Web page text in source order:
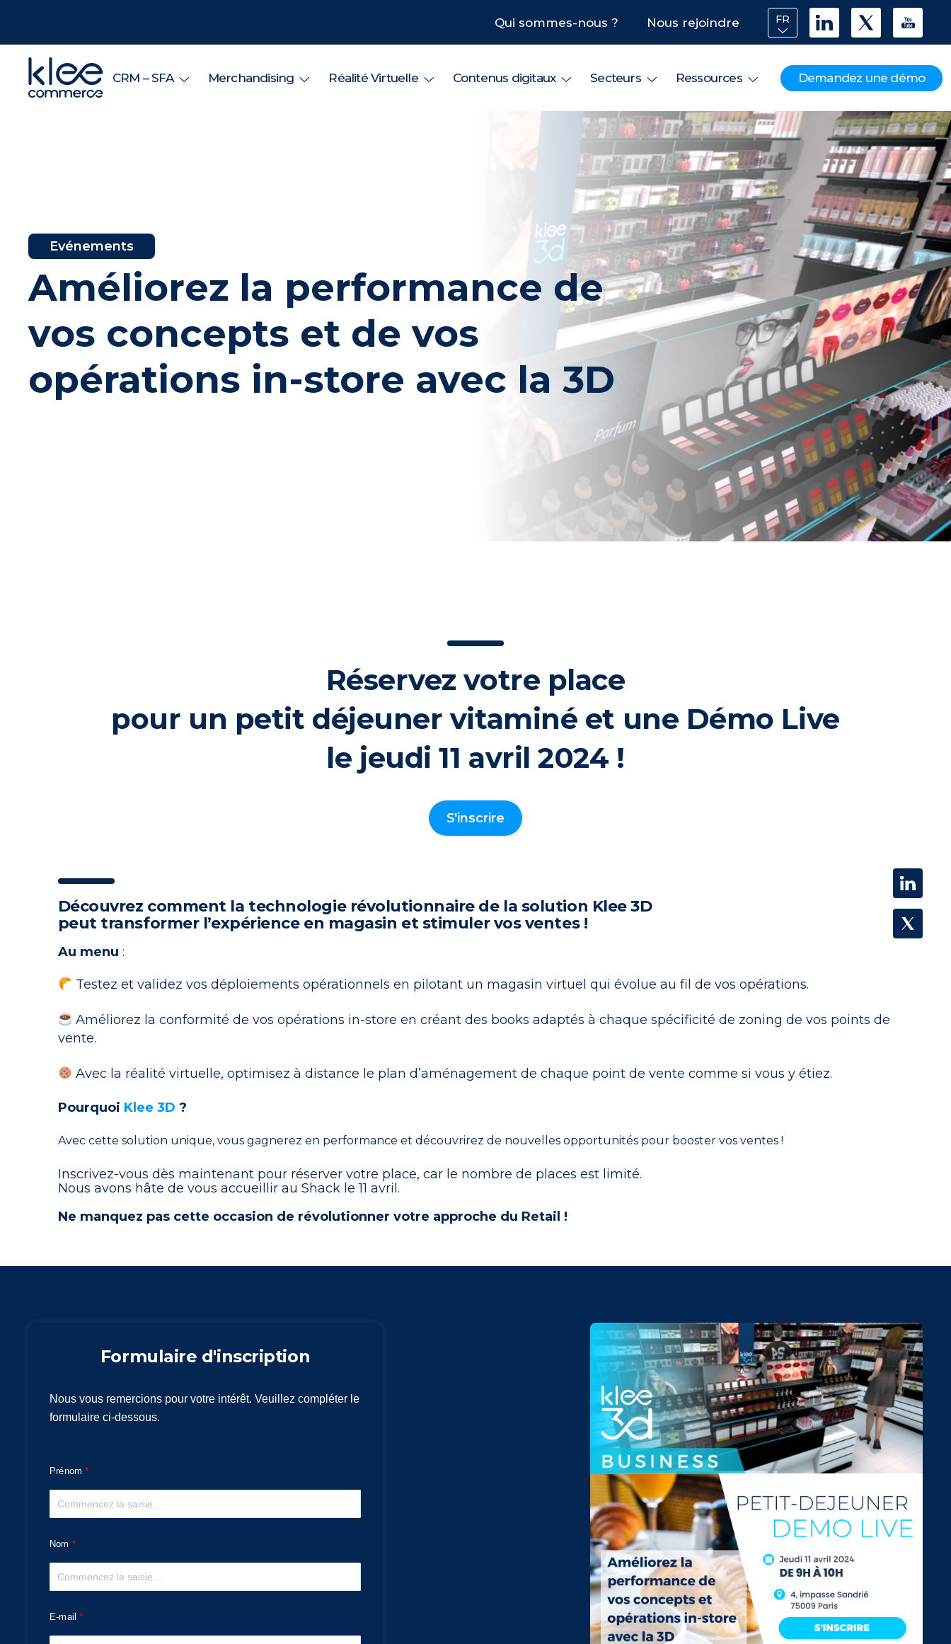
Qui sommes-nous ? Nous rejoindre FR
CRM – SFA Merchandising Réalité Virtuelle Contenus digitaux Secteurs Ressources Demandez une démo
Evénements
Améliorez la performance de
vos concepts et de vos
opérations in-store avec la 3D
Réservez votre place
pour un petit déjeuner vitaminé et une Démo Live
le jeudi 11 avril 2024 !
S'inscrire
Découvrez comment la technologie révolutionnaire de la solution Klee 3D
peut transformer l’expérience en magasin et stimuler vos ventes !
Au menu :
Testez et validez vos déploiements opérationnels en pilotant un magasin virtuel qui évolue au fil de vos opérations.
Améliorez la conformité de vos opérations in-store en créant des books adaptés à chaque spécificité de zoning de vos points de
vente.
Avec la réalité virtuelle, optimisez à distance le plan d’aménagement de chaque point de vente comme si vous y étiez.
Pourquoi Klee 3D ?
Avec cette solution unique, vous gagnerez en performance et découvrirez de nouvelles opportunités pour booster vos ventes !
Inscrivez-vous dès maintenant pour réserver votre place, car le nombre de places est limité.
Nous avons hâte de vous accueillir au Shack le 11 avril.
Ne manquez pas cette occasion de révolutionner votre approche du Retail !
Formulaire d'inscription
Nous vous remercions pour votre intérêt. Veuillez compléter le
formulaire ci-dessous.
Prénom
Nom
E-mail